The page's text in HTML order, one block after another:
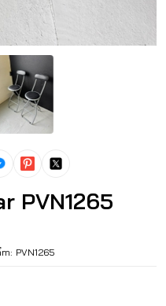
PVN1265
PVN1265